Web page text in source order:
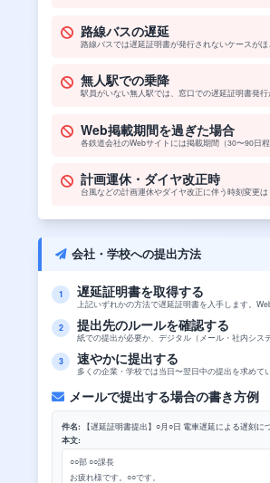
路線バスの遅延
路線バスでは遅延証明書が発行されないケースが
無人駅での乗降
駅員がいない無人駅では、窓口での遅延証明書発
Web掲載期間を過ぎた場合
各鉄道会社のWebサイトには掲載期間（30〜90日
計画運休・ダイヤ改正時
台風などの計画運休やダイヤ改正に伴う時刻変更
会社・学校への提出方法
1 遅延証明書を取得する
上記いずれかの方法で遅延証明書を入手します。
2 提出先のルールを確認する
紙での提出が必要か、デジタル（メール・社内シス
3 速やかに提出する
多くの企業・学校では当日〜翌日中の提出を求めて
メールで提出する場合の書き方例
件名: 【遅延証明書提出】○月○日 電車遅延による遅刻に
本文:
○○部 ○○課長
お疲れ様です。○○です。